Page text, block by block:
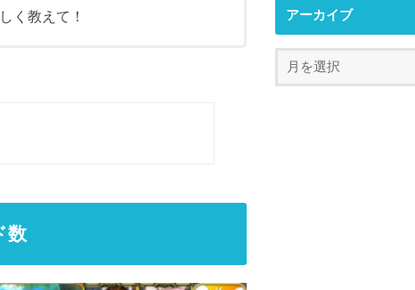
く教えて！
数
アーカイブ